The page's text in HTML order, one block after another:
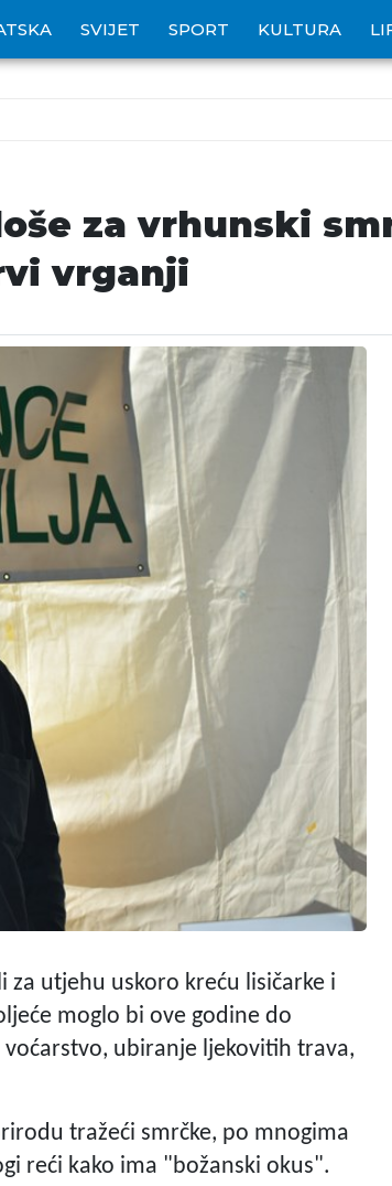
SVIJET SPORT KULTURA
za vrhunski
vrganji
za utjehu uskoro kreću lisičarke i
moglo bi ove godine do
ubiranje ljekovitih trava,
tražeći smrčke, po mnogima
reći kako ima "božanski okus".